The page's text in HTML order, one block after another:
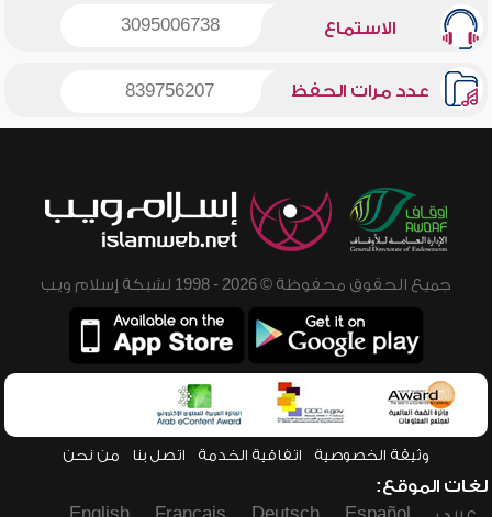
الاستماع 3095006738
عدد مرات الحفظ 839756207
جميع الحقوق محفوظة © 2026 - 1998 لشبكة إسلام ويب
وثيقة الخصوصية اتفاقية الخدمة اتصل بنا من نحن
لغات الموقع: